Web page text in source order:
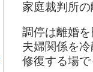
家庭裁判所
調停は離婚
夫婦関係を
修復する場